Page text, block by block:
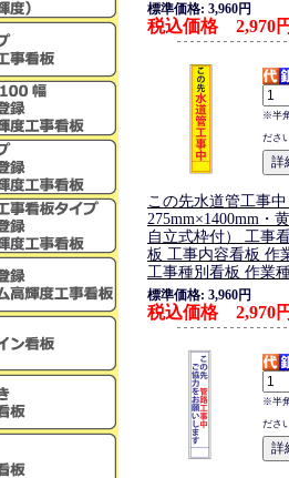
標準価格: 3,960円
税込価格 2,970
※半
ださ
この先水道管工事
275mm×1400mm・
自立式枠付） 工事
板 工事内容看板 作
工事種別看板 作業
標準価格: 3,960円
税込価格 2,970
※半
ださ